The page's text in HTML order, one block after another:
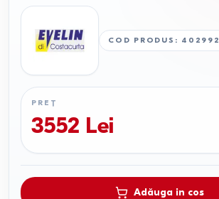
COD PRODUS : 402992
PREȚ
3552 Lei
Adăuga in cos